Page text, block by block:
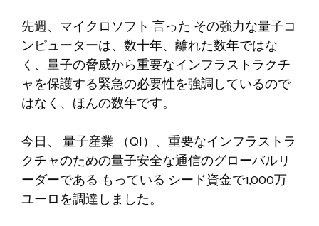
先週、マイクロソフト 言った その強力な量子コ
ンピューターは、数十年、離れた数年ではな
く、量子の脅威から重要なインフラストラクチ
ャを保護する緊急の必要性を強調しているので
はなく、ほんの数年です。
今日、 量子産業 （QI）、重要なインフラストラ
クチャのための量子安全な通信のグローバルリ
ーダーである もっている シード資金で1,000万
ユーロを調達しました。